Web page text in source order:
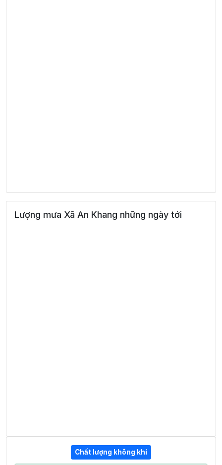
Lượng mưa Xã An Khang những ngày tới
Chất lượng không khí